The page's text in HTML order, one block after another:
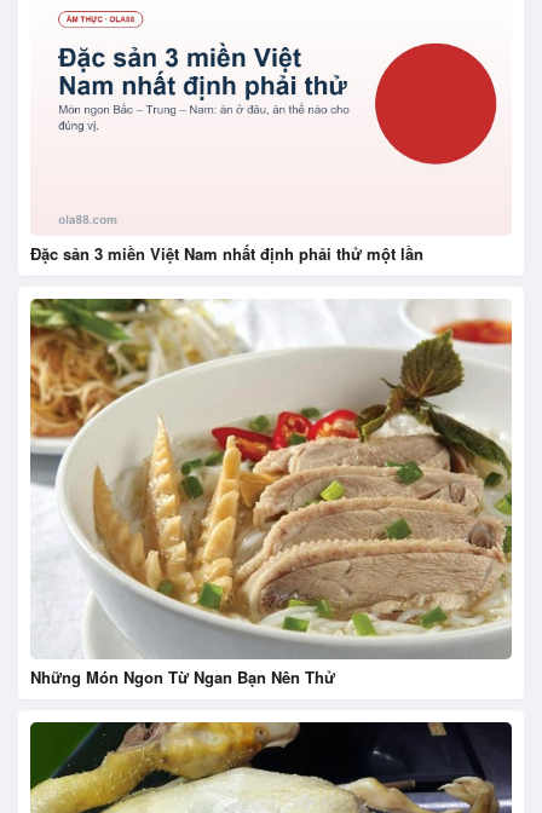
Đặc sản 3 miền Việt Nam nhất định phải thử một lần
Những Món Ngon Từ Ngan Bạn Nên Thử